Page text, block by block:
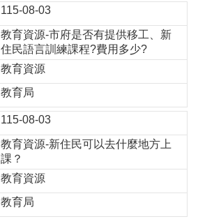
115-08-03
教育資源-市府是否有提供移工、新
住民語言訓練課程?費用多少?
教育資源
教育局
115-08-03
教育資源-新住民可以去什麼地方上
課？
教育資源
教育局